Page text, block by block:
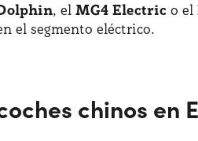
, el MG4 Electric o el
el segmento eléctrico.
chinos en